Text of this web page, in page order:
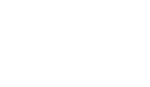
da eventuali
recesso. Tuttavia, se
di utilizzare il Servizio
annullarlo, deve farlo
seguendo le istruzioni da
si ha diritto a nessun